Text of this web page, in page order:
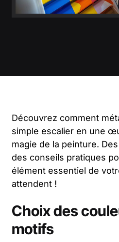
Découvrez comment
simple escalier en une
magie de la peinture.
des conseils pratiques
élément essentiel de
attendent !
Choix des
motifs